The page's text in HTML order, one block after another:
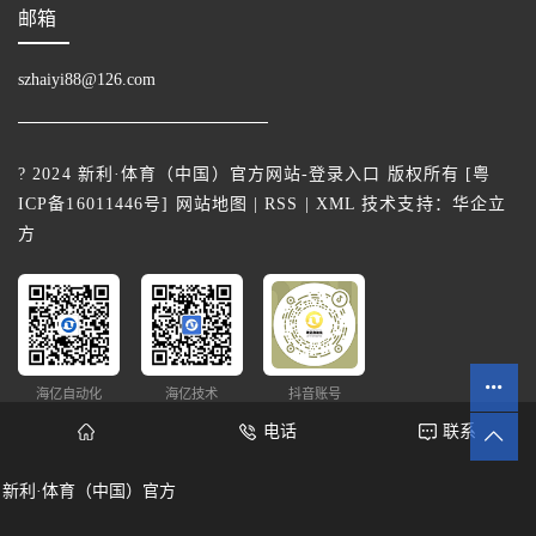
邮箱
szhaiyi88@126.com
? 2024 新利·体育（中国）官方网站-登录入口 版权所有 [粤
ICP备16011446号] 网站地图 |RSS XML 技术支持： 华企立
方
海亿自动化 海亿技术 抖音账号
新利·体育（中国）官方
电话 联系